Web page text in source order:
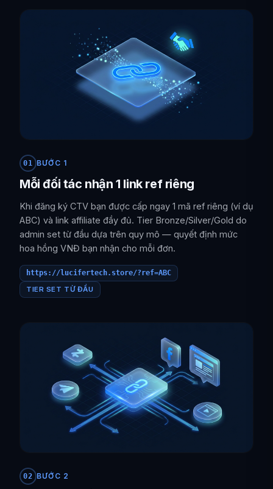
01 BƯỚC 1
Mỗi đối tác nhận 1 link ref riêng
Khi đăng ký CTV bạn được cấp ngay 1 mã ref riêng (ví dụ
ABC) và link affiliate đầy đủ. Tier Bronze/Silver/Gold do
admin set từ đầu dựa trên quy mô — quyết định mức
hoa hồng VNĐ bạn nhận cho mỗi đơn.
https://lucifertech.store/?ref=ABC
TIER SET TỪ ĐẦU
02 BƯỚC 2